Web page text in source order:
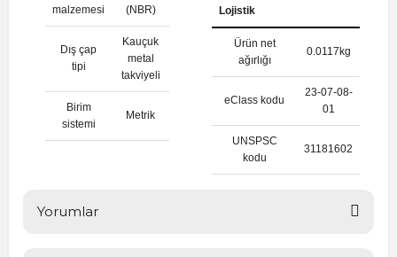
malzemesi
(NBR)
Dış çap
tipi
Kauçuk
metal
takviyeli
Birim
sistemi
Metrik
Lojistik
Ürün net
ağırlığı
0.0117kg
eClass kodu
23-07-08-
01
UNSPSC
kodu
31181602
Yorumlar